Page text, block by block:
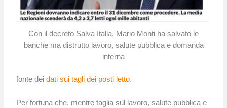
Con il decreto Salva Italia, Mario Monti ha salvato le
banche ma distrutto lavoro, salute pubblica e domanda
interna
fonte deidati sui tagli dei posti letto.
Per fortuna che, mentre taglia sul lavoro, salute pubblica e